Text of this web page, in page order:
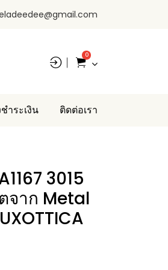
0
ำระเงิน ติดต่อเรา
3015
จาก Metal